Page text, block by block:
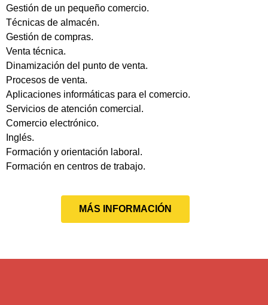
Gestión de un pequeño comercio.
Técnicas de almacén.
Gestión de compras.
Venta técnica.
Dinamización del punto de venta.
Procesos de venta.
Aplicaciones informáticas para el comercio.
Servicios de atención comercial.
Comercio electrónico.
Inglés.
Formación y orientación laboral.
Formación en centros de trabajo.
MÁS INFORMACIÓN